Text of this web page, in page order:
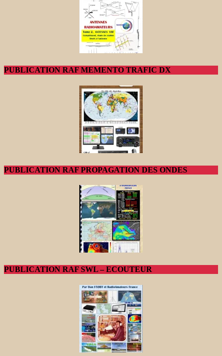
PUBLICATION RAF MEMENTO TRAFIC DX
PUBLICATION RAF PROPAGATION DES ONDES
PUBLICATION RAF SWL – ECOUTEUR